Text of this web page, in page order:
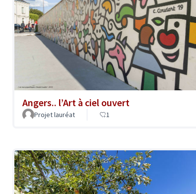
Angers.. l’Art à ciel ouvert
Projet lauréat 1